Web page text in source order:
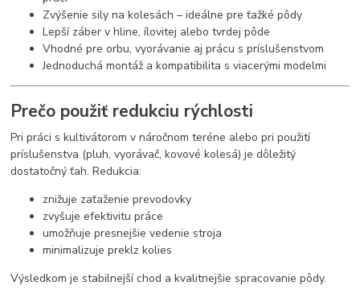
Zvýšenie sily na kolesách – ideálne pre ťažké pôdy
Lepší záber v hline, ílovitej alebo tvrdej pôde
Vhodné pre orbu, vyorávanie aj prácu s príslušenstvom
Jednoduchá montáž a kompatibilita s viacerými modelmi
Prečo použiť redukciu rýchlosti
Pri práci s kultivátorom v náročnom teréne alebo pri použití
príslušenstva (pluh, vyorávač, kovové kolesá) je dôležitý
dostatočný ťah. Redukcia:
znižuje zaťaženie prevodovky
zvyšuje efektivitu práce
umožňuje presnejšie vedenie stroja
minimalizuje preklz kolies
Výsledkom je stabilnejší chod a kvalitnejšie spracovanie pôdy.